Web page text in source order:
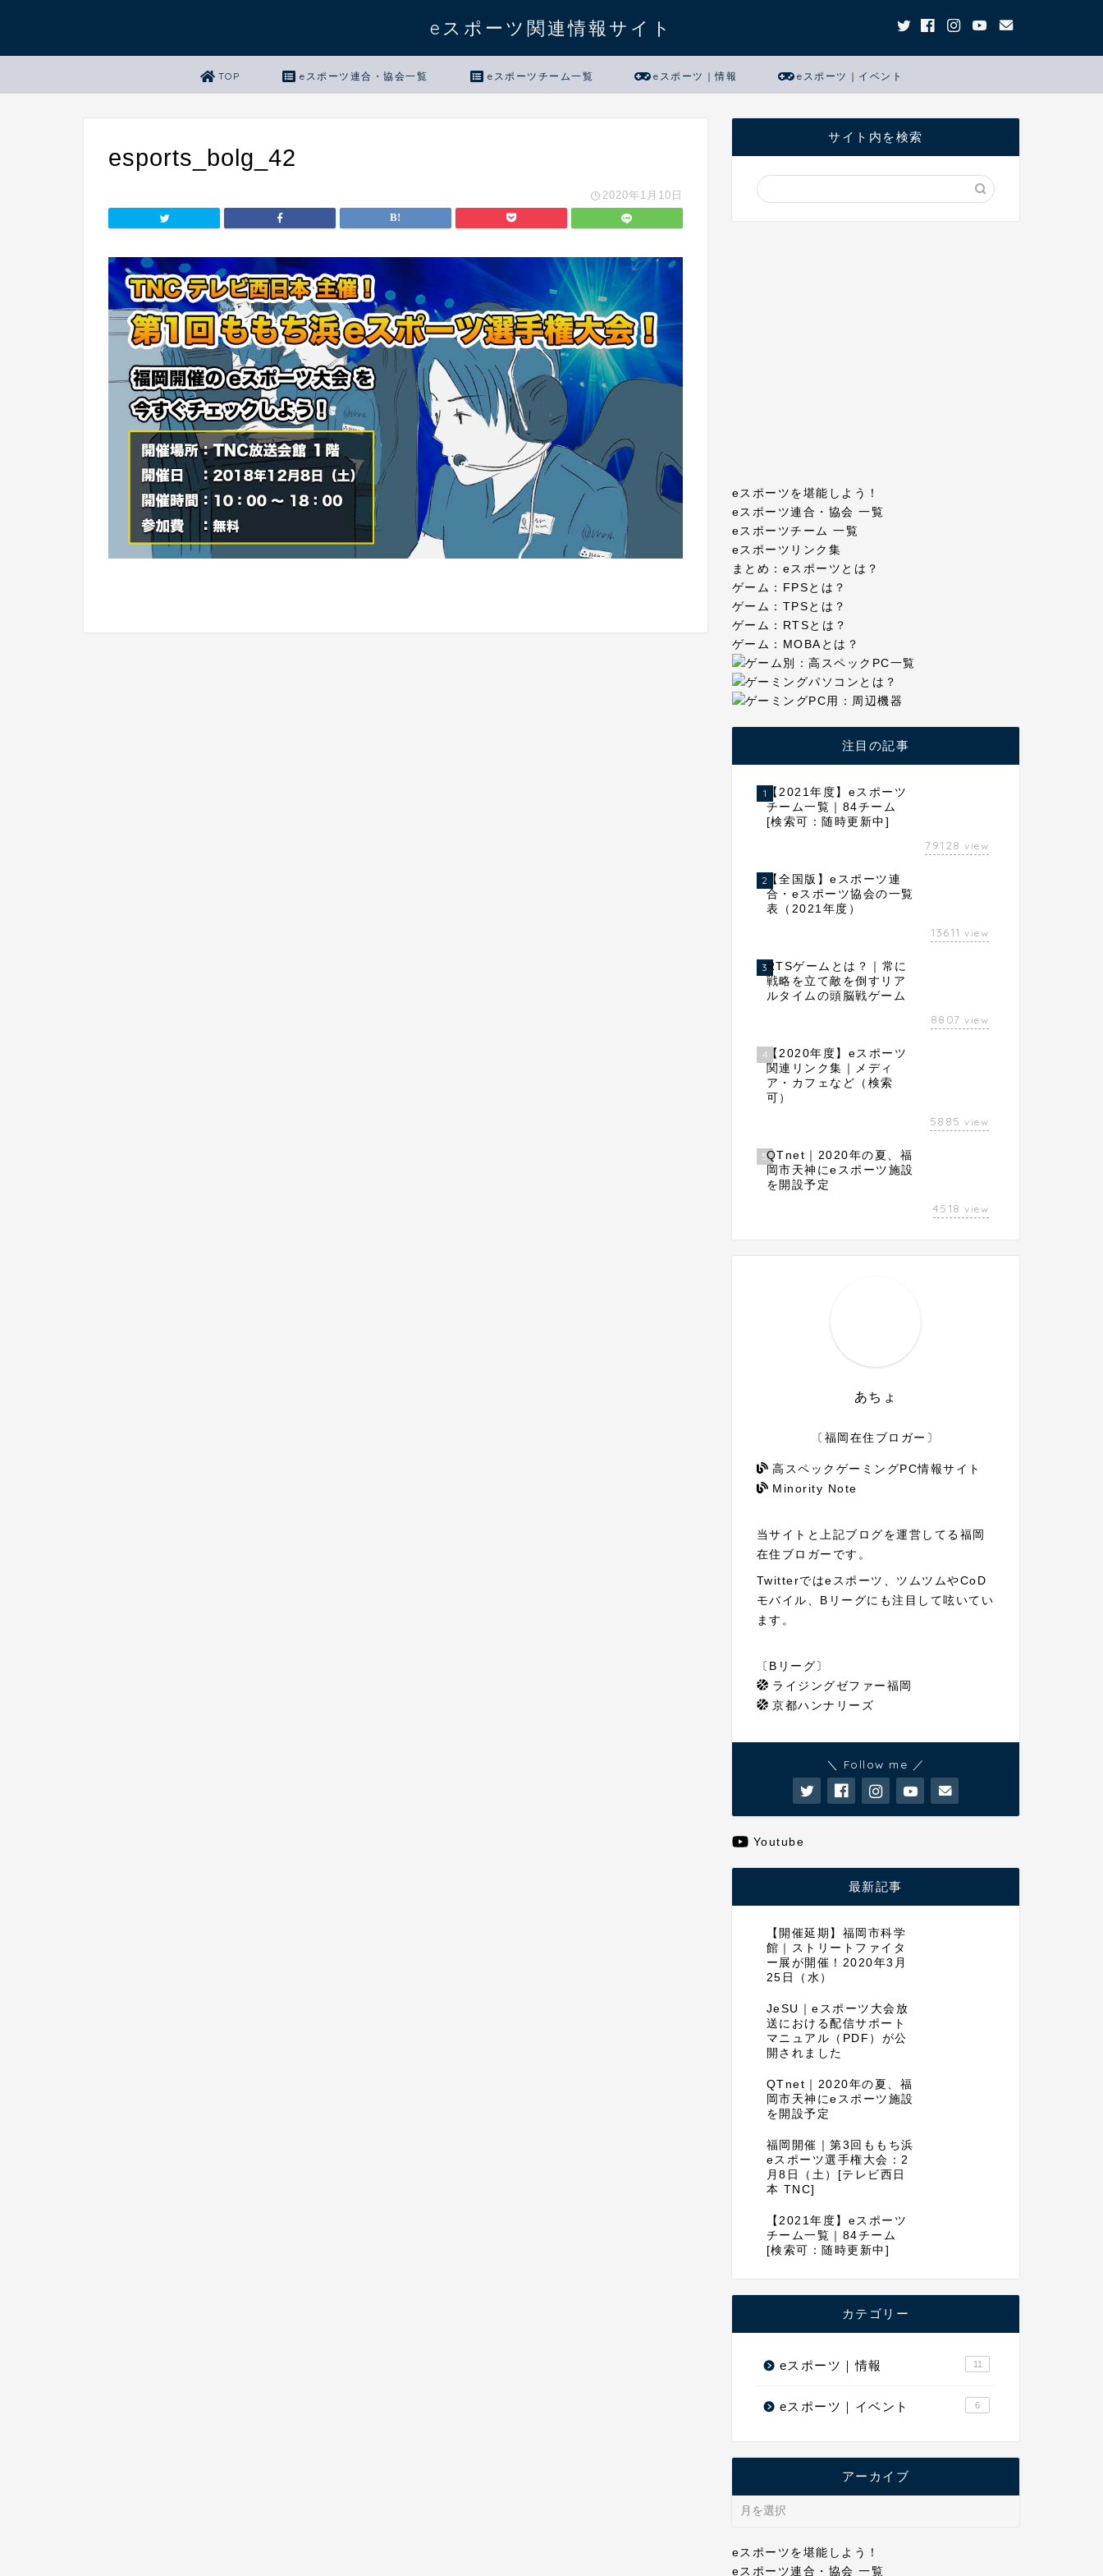
eスポーツ関連情報サイト
TOP eスポーツ連合・協会一覧 eスポーツチーム一覧 eスポーツ｜情報 eスポーツ｜イベント
esports_bolg_42
2020年1月10日
サイト内を検索
eスポーツを堪能しよう！
eスポーツ連合・協会 一覧
eスポーツチーム 一覧
eスポーツリンク集
まとめ：eスポーツとは？
ゲーム：FPSとは？
ゲーム：TPSとは？
ゲーム：RTSとは？
ゲーム：MOBAとは？
注目の記事
1 【2021年度】eスポーツ
チーム一覧｜84チーム
[検索可：随時更新中]
79128 view
2【全国版】eスポーツ連
合・eスポーツ協会の一覧
表（2021年度）
13611 view
3RTSゲームとは？｜常に
戦略を立て敵を倒すリア
ルタイムの頭脳戦ゲーム
8807 view
4【2020年度】eスポーツ
関連リンク集｜メディ
ア・カフェなど（検索
可）
5885 view
5QTnet｜2020年の夏、福
岡市天神にeスポーツ施設
を開設予定
4518 view
あちょ
〔福岡在住ブロガー〕
高スペックゲーミングPC情報サイト
Minority Note
当サイトと上記ブログを運営してる福岡
在住ブロガーです。
Twitterではeスポーツ、ツムツムやCoD
モバイル、Bリーグにも注目して呟いてい
ます。
〔Bリーグ〕
ライジングゼファー福岡
京都ハンナリーズ
＼ Follow me ／
Youtube
最新記事
【開催延期】福岡市科学
館｜ストリートファイタ
ー展が開催！2020年3月
25日（水）
JeSU｜eスポーツ大会放
送における配信サポート
マニュアル（PDF）が公
開されました
QTnet｜2020年の夏、福
岡市天神にeスポーツ施設
を開設予定
福岡開催｜第3回ももち浜
eスポーツ選手権大会：2
月8日（土）[テレビ西日
本 TNC]
【2021年度】eスポーツ
チーム一覧｜84チーム
[検索可：随時更新中]
カテゴリー
eスポーツ｜情報 11
eスポーツ｜イベント 6
アーカイブ
eスポーツを堪能しよう！
eスポーツ連合・協会 一覧